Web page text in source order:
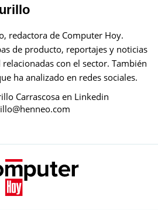
redactora de Computer Hoy.
de producto, reportajes y noticias
con el sector. También
ha analizado en redes sociales.
Carrascosa en Linkedin